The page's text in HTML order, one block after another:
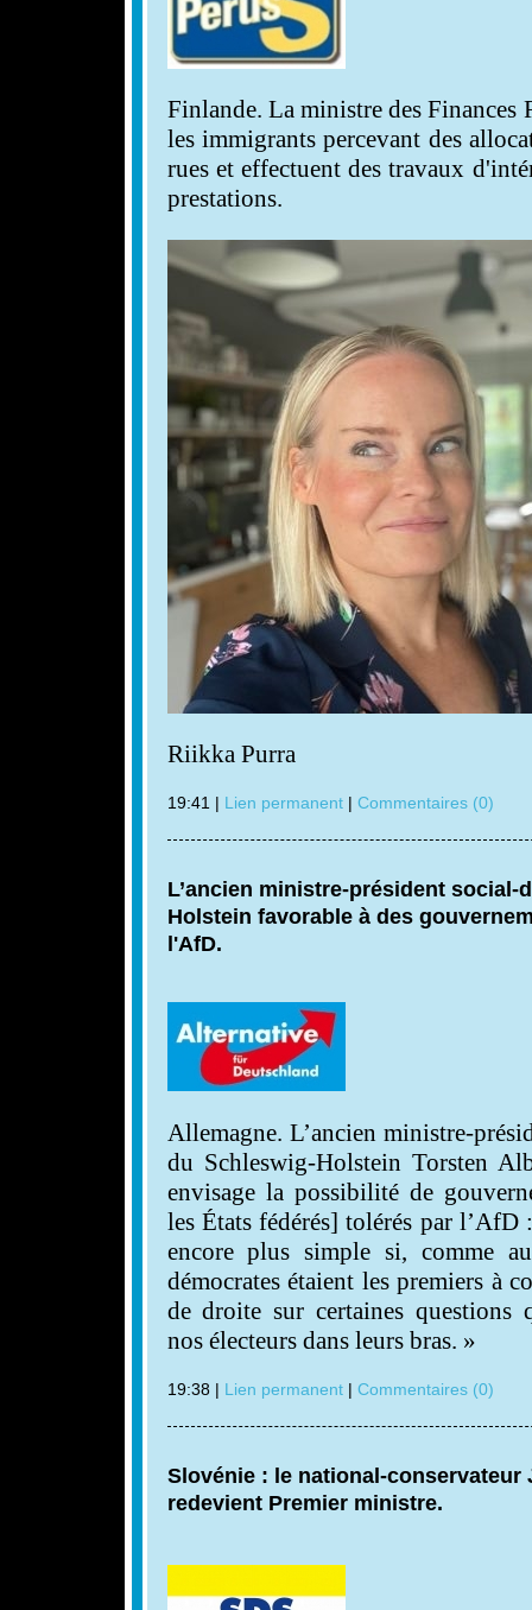
Finlande. La ministre des Finances
les immigrants percevant des
rues et effectuent des travaux
prestations.
Riikka Purra
19:41 | Lien permanent| Commentaires (0)
L’ancien ministre-président social-
Holstein favorable à des
l'AfD.
Allemagne. L’ancien ministre-
du Schleswig-Holstein Torsten
envisage la possibilité de
les États fédérés] tolérés par l’AfD
encore plus simple si, comme
démocrates étaient les premiers à
de droite sur certaines questions
nos électeurs dans leurs bras. »
19:38 | Lien permanent| Commentaires (0)
Slovénie : le national-conservateur
redevient Premier ministre.